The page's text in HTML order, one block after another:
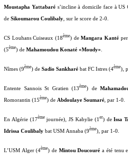
Moustapha Yattabarés’incline à domicile face à US
de Sikoumarou Coulibaly , sur le score de 2-0.
CS Louhans Cuiseaux (18ème) deMangara Kanté
(5ème) de Mahamoudou Konaté «Moudy»
Nîmes (9ème) de Sadio Sankharé bat FC Istres (4ème),
Entente Sannois St Gratien (13ème) de
Romorantin (15ème) de Abdoulaye Soumaré , par 1-0.
En Algérie (17èmejournée), JS Kabylie (1 er) deIssa
Idrissa Coulibaly bat USM Annaba (9ème), par 1-0.
L’USM Alger (4ème) de Mintou Doucouréa été tenu